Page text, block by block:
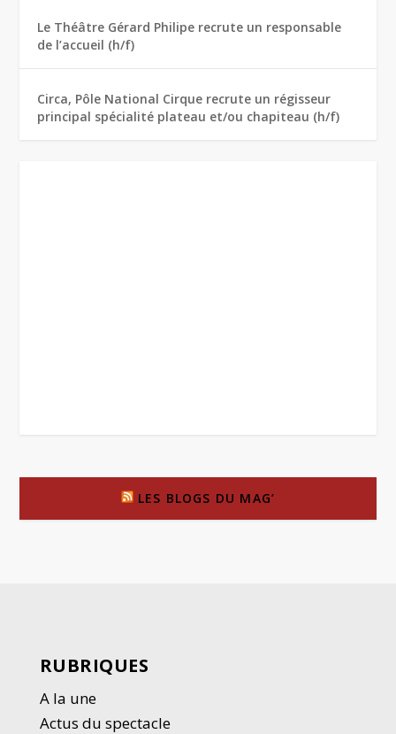
Le Théâtre Gérard Philipe recrute un responsable
de l’accueil (h/f)
Circa, Pôle National Cirque recrute un régisseur
principal spécialité plateau et/ou chapiteau (h/f)
LES BLOGS DU MAG’
RUBRIQUES
A la une
Actus du spectacle